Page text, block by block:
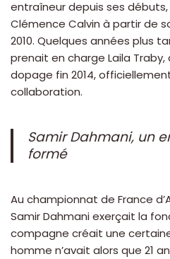
entraîneur depuis ses
Clémence Calvin à partir de
2010. Quelques années plus
prenait en charge Laila
dopage fin 2014,
collaboration.
Samir Dahmani, un
formé
Au championnat de France
Samir Dahmani exerçait la
compagne créait une
homme n’avait alors que 21